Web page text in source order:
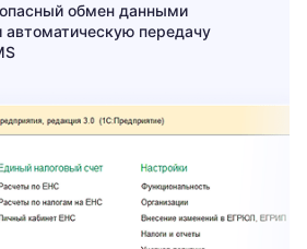
обмен данными
автоматическую передачу